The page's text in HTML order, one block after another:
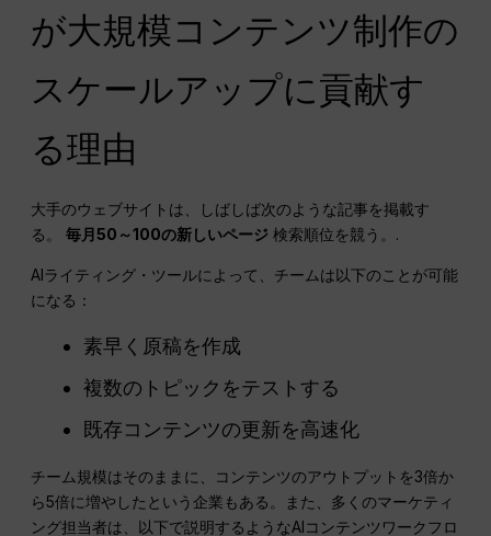
が大規模コンテンツ制作の
スケールアップに貢献す
る理由
大手のウェブサイトは、しばしば次のような記事を掲載す
る。毎月50～100の新しいページ 検索順位を競う。.
AIライティング・ツールによって、チームは以下のことが可能
になる：
素早く原稿を作成
複数のトピックをテストする
既存コンテンツの更新を高速化
チーム規模はそのままに、コンテンツのアウトプットを3倍か
ら5倍に増やしたという企業もある。また、多くのマーケティ
ング担当者は、以下で説明するようなAIコンテンツワークフロ